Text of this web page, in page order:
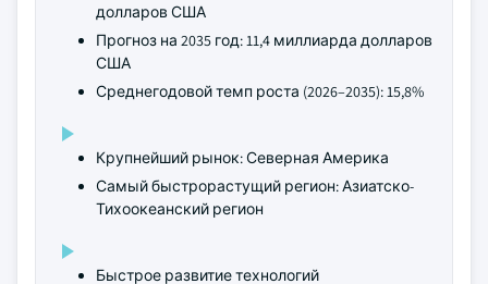
долларов США
Прогноз на 2035 год: 11,4 миллиарда долларов
США
Среднегодовой темп роста (2026–2035): 15,8%
Крупнейший рынок: Северная Америка
Самый быстрорастущий регион: Азиатско-
Тихоокеанский регион
Быстрое развитие технологий